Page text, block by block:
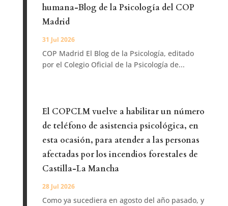
humana-Blog de la Psicología del COP
Madrid
31 Jul 2026
COP Madrid El Blog de la Psicología, editado
por el Colegio Oficial de la Psicología de...
El COPCLM vuelve a habilitar un número
de teléfono de asistencia psicológica, en
esta ocasión, para atender a las personas
afectadas por los incendios forestales de
Castilla-La Mancha
28 Jul 2026
Como ya sucediera en agosto del año pasado, y